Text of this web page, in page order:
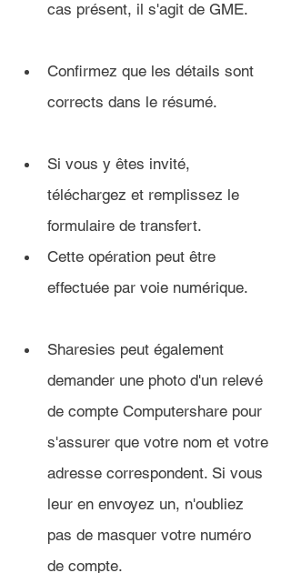
cas présent, il s'agit de GME.
Confirmez que les détails sont
corrects dans le résumé.
Si vous y êtes invité,
téléchargez et remplissez le
formulaire de transfert.
Cette opération peut être
effectuée par voie numérique.
Sharesies peut également
demander une photo d'un relevé
de compte Computershare pour
s'assurer que votre nom et votre
adresse correspondent. Si vous
leur en envoyez un, n'oubliez
pas de masquer votre numéro
de compte.